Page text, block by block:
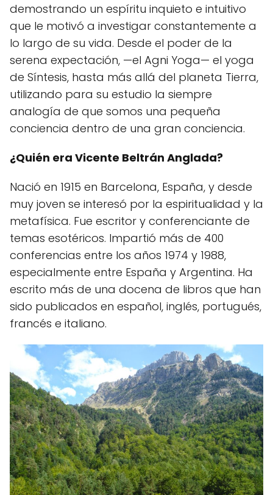
demostrando un espíritu inquieto e intuitivo
que le motivó a investigar constantemente a
lo largo de su vida. Desde el poder de la
serena expectación, —el Agni Yoga— el yoga
de Síntesis, hasta más allá del planeta Tierra,
utilizando para su estudio la siempre
analogía de que somos una pequeña
conciencia dentro de una gran conciencia.
¿Quién era Vicente Beltrán Anglada?
Nació en 1915 en Barcelona, España, y desde
muy joven se interesó por la espiritualidad y la
metafísica. Fue escritor y conferenciante de
temas esotéricos. Impartió más de 400
conferencias entre los años 1974 y 1988,
especialmente entre España y Argentina. Ha
escrito más de una docena de libros que han
sido publicados en español, inglés, portugués,
francés e italiano.